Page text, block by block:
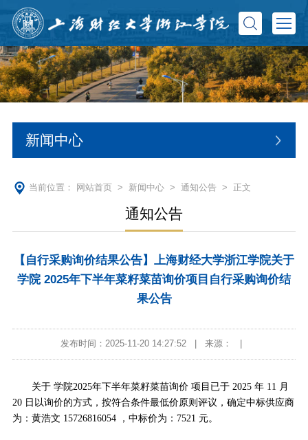
新闻中心
当前位置： 网站首页> 新闻中心> 通知公告> 正文
通知公告
【自行采购询价结果公告】上海财经大学浙江学院关于
学院 2025年下半年菜籽菜苗询价项目自行采购询价结
果公告
发布时间：2025-11-20 14:27:52 来源：
关于 学院2025年下半年菜籽菜苗询价 项目已于 2025 年 11 月
20 日以询价的方式，按符合条件最低价原则评议，确定中标供应商
为：黄浩文 15726816054 ，中标价为：7521 元。